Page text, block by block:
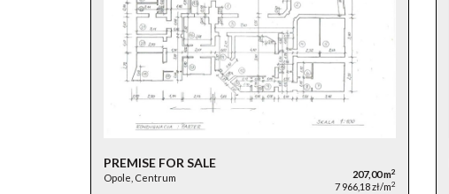
PREMISE FOR SALE
Opole, Centrum 207,00 m2
7 966,18 zł/m2